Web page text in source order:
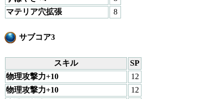
マテリア穴拡張
8
サブコア3
スキル
SP
物理攻撃力+10
12
物理攻撃力+10
12